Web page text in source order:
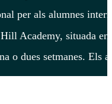
per als alumnes
Academy, situada
o dues setmanes. Els